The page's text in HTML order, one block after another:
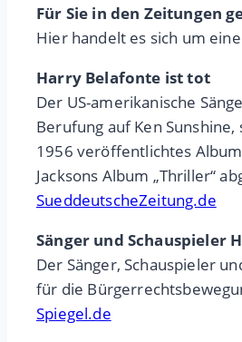
Für Sie in den Zeitungen
Hier handelt es sich um
Harry Belafonte ist tot
Der US-amerikanische
Berufung auf Ken
1956 veröffentlichtes
Jacksons Album „Thriller“
SueddeutscheZeitung.de
Sänger und Schauspieler
Der Sänger, Schauspieler
für die
Spiegel.de